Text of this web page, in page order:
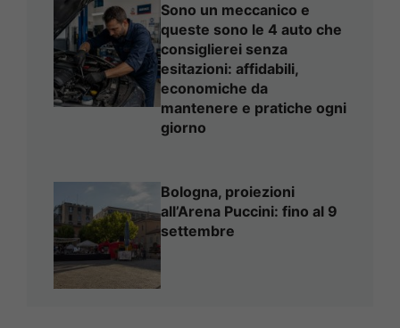
Sono un meccanico e
queste sono le 4 auto che
consiglierei senza
esitazioni: affidabili,
economiche da
mantenere e pratiche ogni
giorno
Bologna, proiezioni
all’Arena Puccini: fino al 9
settembre